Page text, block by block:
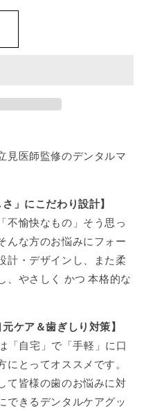
見医師監修のデンタルマ
」にこだわり設計】
不愉快なもの」そう思っ
んな方のお悩みにフォー
計・デザインし、また柔
、やさしく かつ 本格的な
ケア＆歯ぎしり対策】
「自宅」で「手軽」に口
とってオススメです。
て皆様の歯のお悩みに対
できるデンタルケアグッ